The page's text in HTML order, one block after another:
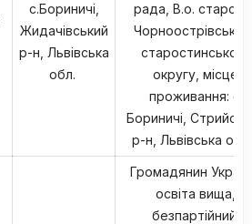
с.Бориничі,
Жидачівський
р-н, Львівська
обл.
рада, В.о.
старостинського
округу, місце
проживання: с.
Бориничі,
р-н, Львівська
Громадянин
освіта вища,
безпартійний,